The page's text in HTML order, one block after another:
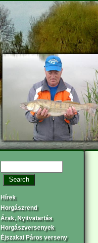
Hírek
Horgászrend
Árak, Nyitvatartás
Horgászversenyek
Éjszakai Páros verseny